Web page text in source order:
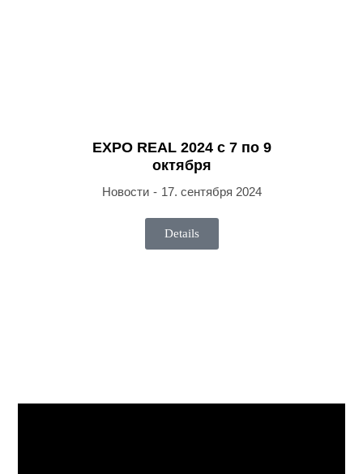
EXPO REAL 2024 c 7 по 9
октября
Новости 17. сентября 2024
Details